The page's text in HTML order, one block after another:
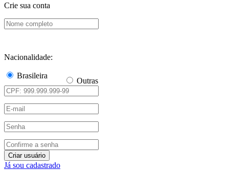
Crie sua conta
Nacionalidade:
Brasileira
Outras
Criar usuário
Já sou cadastrado